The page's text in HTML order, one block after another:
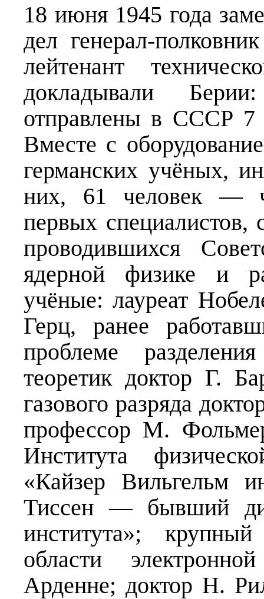
18 июня 1945 года
дел генерал-
лейтенант
докладывали
отправлены в СССР
Вместе с
германских учёных,
них, 61 человек —
первых специалистов,
проводившихся
ядерной физике и
учёные: лауреат
Герц, ранее
проблеме
теоретик доктор Г.
газового разряда
профессор М.
Института
«Кайзер Вильгельм
Тиссен — бывший
института»; крупный
области
Арденне; доктор Н.